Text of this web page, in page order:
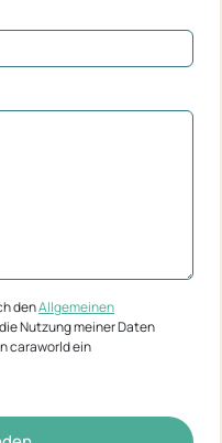
denAllgemeinen
Nutzung meiner Daten
caraworld ein